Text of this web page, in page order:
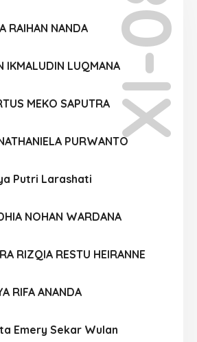
XI-08
RAIHAN NANDA
IKMALUDIN LUQMANA
MEKO SAPUTRA
PURWANTO
Putri Larashati
NOHAN WARDANA
RIZQIA RESTU HEIRANNE
RIFA ANANDA
Emery Sekar Wulan